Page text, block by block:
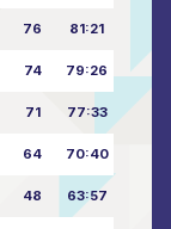
76 81:21
74 79:26
71 77:33
64 70:40
48 63:57